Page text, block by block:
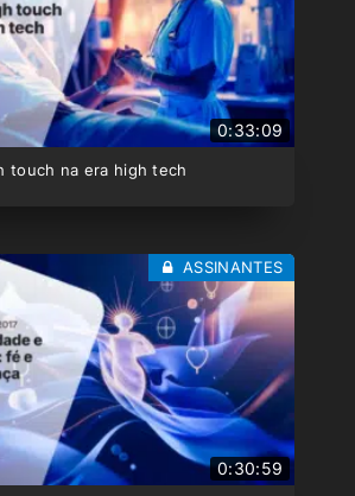
0:33:09
touch na era high tech
0:30:59
ASSINANTES